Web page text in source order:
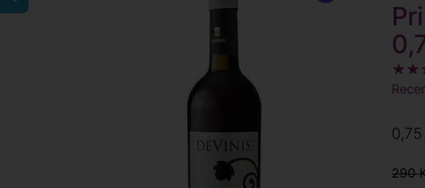
0,75
290